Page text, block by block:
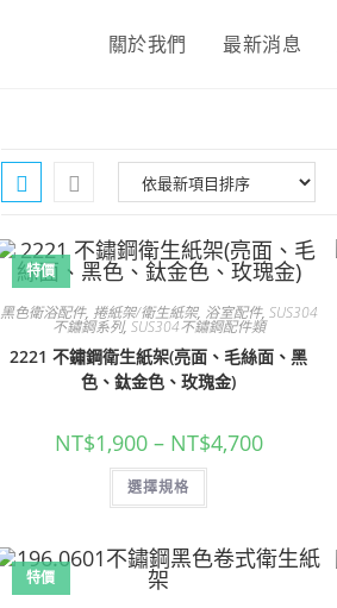
關於我們 最新消息
特價
黑色衛浴配件, 捲紙架/衛生紙架, 浴室配件, SUS304
不鏽鋼系列, SUS304不鏽鋼配件類
2221 不鏽鋼衛生紙架(亮面、毛絲面、黑
色、鈦金色、玫瑰金)
NT$1,900 – NT$4,700價
格
選擇規格
此
品
種
款
特價